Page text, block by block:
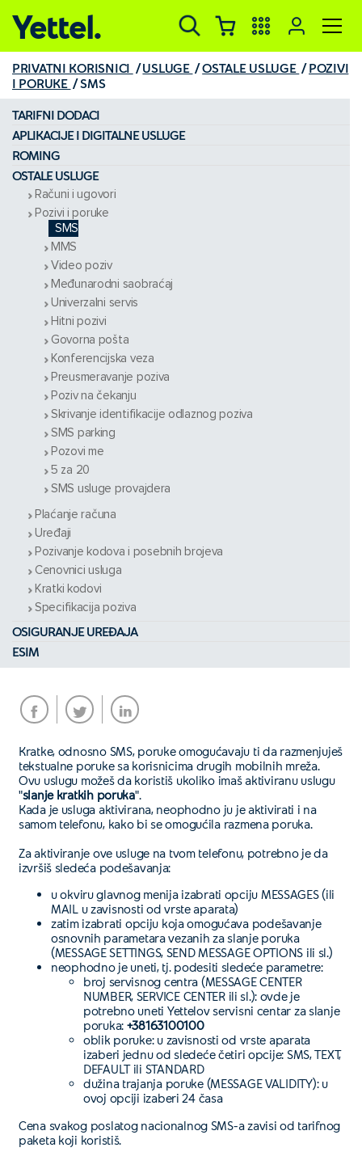
Yettel.
PRIVATNI KORISNICI USLUGE OSTALE USLUGE
POZIVI
I PORUKE
SMS
TARIFNI DODACI
APLIKACIJE I DIGITALNE USLUGE
ROMING
OSTALE USLUGE
Računi i ugovori
Pozivi i poruke
SMS
MMS
Video poziv
Međunarodni saobraćaj
Univerzalni servis
Hitni pozivi
Govorna pošta
Konferencijska veza
Preusmeravanje poziva
Poziv na čekanju
Skrivanje identifikacije odlaznog poziva
SMS parking
Pozovi me
5 za 20
SMS usluge provajdera
Plaćanje računa
Uređaji
Pozivanje kodova i posebnih brojeva
Cenovnici usluga
Kratki kodovi
Specifikacija poziva
OSIGURANJE UREĐAJA
ESIM
Kratke, odnosno SMS, poruke omogućavaju ti da razmenjuješ
tekstualne poruke sa korisnicima drugih mobilnih mreža.
Ovu uslugu možeš da koristiš ukoliko imaš aktiviranu uslugu
"slanje kratkih poruka".
Kada je usluga aktivirana, neophodno ju je aktivirati i na
samom telefonu, kako bi se omogućila razmena poruka.
Za aktiviranje ove usluge na tvom telefonu, potrebno je da
izvršiš sledeća podešavanja:
u okviru glavnog menija izabrati opciju MESSAGES (ili
MAIL u zavisnosti od vrste aparata)
zatim izabrati opciju koja omogućava podešavanje
osnovnih parametara vezanih za slanje poruka
(MESSAGE SETTINGS, SEND MESSAGE OPTIONS ili sl.)
neophodno je uneti, tj. podesiti sledeće parametre:
broj servisnog centra (MESSAGE CENTER
NUMBER, SERVICE CENTER ili sl.): ovde je
potrebno uneti Yettelov servisni centar za slanje
poruka: +38163100100
oblik poruke: u zavisnosti od vrste aparata
izaberi jednu od sledeće četiri opcije: SMS, TEXT,
DEFAULT ili STANDARD
dužina trajanja poruke (MESSAGE VALIDITY): u
ovoj opciji izaberi 24 časa
Cena svakog poslatog nacionalnog SMS-a zavisi od tarifnog
paketa koji koristiš.